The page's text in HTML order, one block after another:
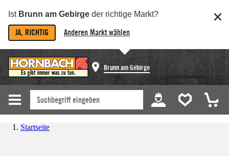
Ist Brunn am Gebirge der richtige Markt?
JA, RICHTIG Anderen Markt wählen
Brunn am Gebirge
Startseite